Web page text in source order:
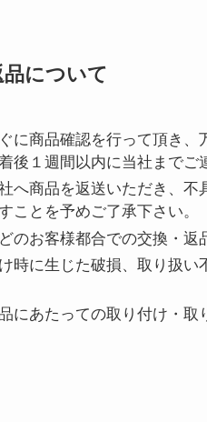
について
に商品確認を行って頂き
後１週間以内に当社までご
へ商品を返送いただき、
ことを予めご了承下さい。
のお客様都合での交換・返
時に生じた破損、取り扱
にあたっての取り付け・取